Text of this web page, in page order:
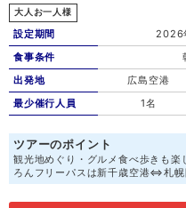
大人お一人様
設定期間
2026
食事条件
出発地
広島空港
最少催行人員
1名
ツアーのポイント
観光地めぐり・グルメ食べ歩きも
ろんフリーパスは新千歳空港⇔札幌